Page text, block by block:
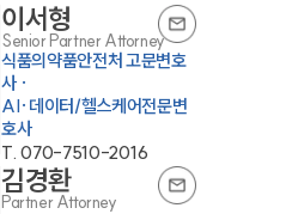
이서형
Senior Partner Attorney
식품의약품안전처 고문변호
사 ·
AI·데이터/헬스케어전문변
호사
T.070-7510-2016
김경환
Partner Attorney